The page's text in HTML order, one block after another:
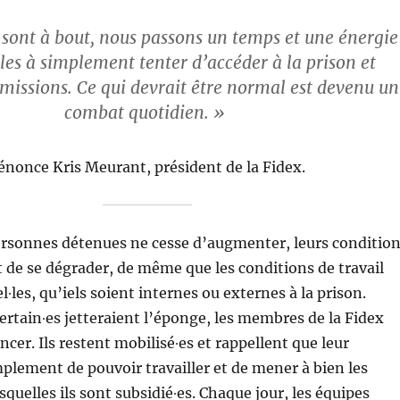
à bout, nous passons un temps et une énergie
à simplement tenter d’accéder à la prison et
Ce qui devrait être normal est devenu un
combat quotidien. »
Kris Meurant, président de la Fidex.
détenues ne cesse d’augmenter, leurs
de se dégrader, de même que les conditions de travail
qu’iels soient internes ou externes à la prison.
jetteraient l’éponge, les membres de la Fidex
Ils restent mobilisé∙es et rappellent que leur
de pouvoir travailler et de mener à bien les
ils sont subsidié∙es. Chaque jour, les équipes